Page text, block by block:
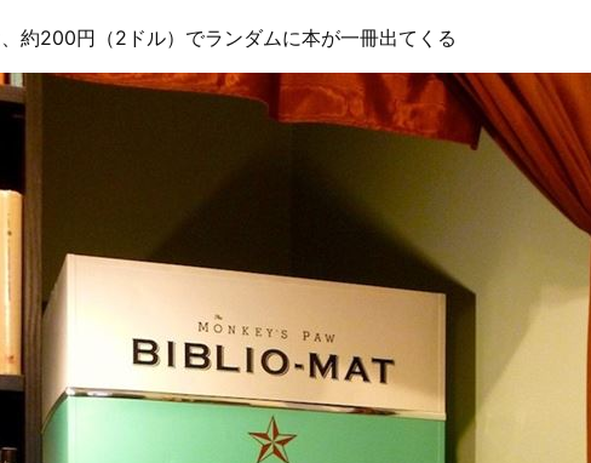
約200円（2ドル）でランダムに本が一冊出てくる